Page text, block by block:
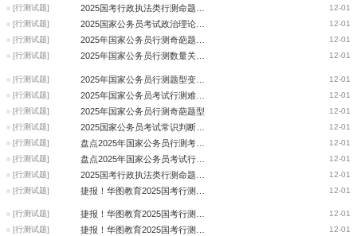
12-01
[行测试题]
12-01
[行测试题]
12-01
[行测试题]
12-01
[行测试题]
12-01
[行测试题]
12-01
[行测试题]
12-01
[行测试题] 2025年国家公务员行测奇葩题型
12-01
[行测试题]
12-01
[行测试题]
12-01
[行测试题]
12-01
[行测试题]
12-01
[行测试题]
12-01
[行测试题]
12-01
[行测试题]